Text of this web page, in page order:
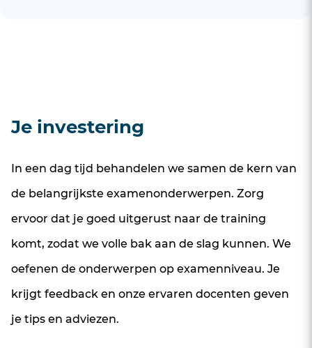
Blok 2
Pauze 13:15-13:45
Blok 3 13:45-15:45
Blok 2
Pauze 13.15-13.45
Blok 3 13.45-15.30
Pauze 15.30-15.45
Blok 4 15.45-17.15
Blok 2
Pauze 13.15-13.45
Blok 3 13.45-15.30
Pauze 15.30-15.45
Blok 4 15.45-17.15
Je investering
In een dag tijd behandelen we samen de kern van
de belangrijkste examenonderwerpen. Zorg
ervoor dat je goed uitgerust naar de training
komt, zodat we volle bak aan de slag kunnen. We
oefenen de onderwerpen op examenniveau. Je
krijgt feedback en onze ervaren docenten geven
je tips en adviezen.